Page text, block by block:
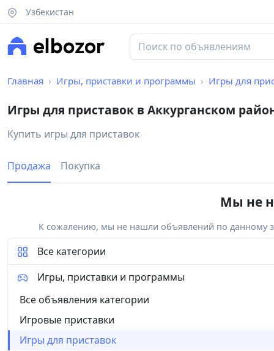
Узбекистан
Главная Игры, приставки и программы Игры для
Игры для приставок в Аккурганском
Купить игры для приставок
Продажа Покупка
Мы не
К сожалению, мы не нашли объявлений по данному
Все категории
Игры, приставки и программы
Все объявления категории
Игровые приставки
Игры для приставок